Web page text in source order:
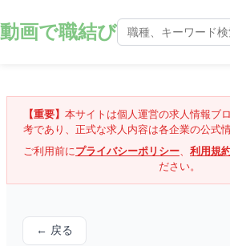
動画で職結び
【重要】 本サイトは個人運営の求人情報ブ
考であり、正式な求人内容は各企業の公式
ご利用前にプライバシーポリシー、 利用規
ださい。
← 戻る